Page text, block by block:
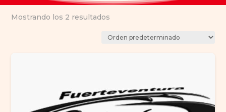
Mostrando los 2 resultados